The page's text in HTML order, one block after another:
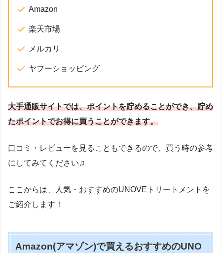
Amazon
楽天市場
メルカリ
ヤフーショッピング
大手通販サイトでは、ポイントを貯めることができ、貯め
たポイントでお得に買うことができます。
口コミ・レビューを見ることもできるので、買う時の参考
にしてみてください♫
ここからは、人気・おすすめのUNOVEトリートメントを
ご紹介します！
Amazon(アマゾン)で買えるおすすめのUNO